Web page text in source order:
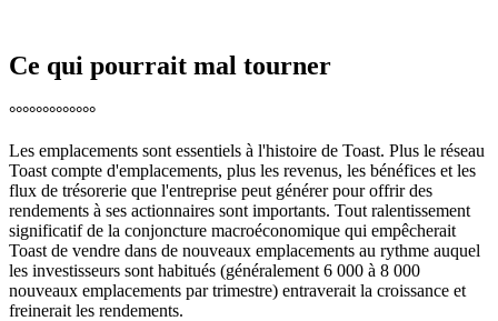
Ce qui pourrait mal tourner
°°°°°°°°°°°°°
Les emplacements sont essentiels à l'histoire de Toast. Plus le réseau
Toast compte d'emplacements, plus les revenus, les bénéfices et les
flux de trésorerie que l'entreprise peut générer pour offrir des
rendements à ses actionnaires sont importants. Tout ralentissement
significatif de la conjoncture macroéconomique qui empêcherait
Toast de vendre dans de nouveaux emplacements au rythme auquel
les investisseurs sont habitués (généralement 6 000 à 8 000
nouveaux emplacements par trimestre) entraverait la croissance et
freinerait les rendements.